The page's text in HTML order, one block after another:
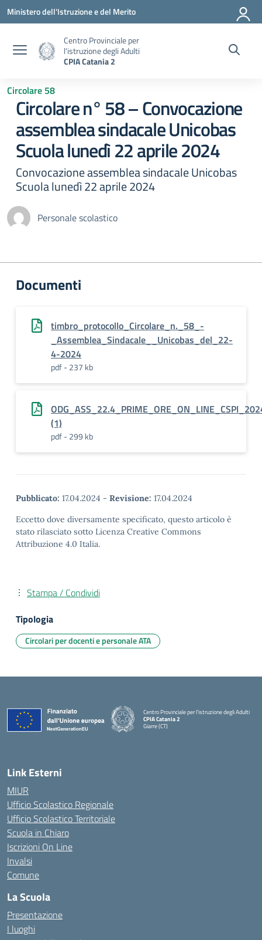
Vai ai contenuti
Vai al menu di navigazione
Vai al footer
Ministero dell'Istruzione e del Merito
Centro Provinciale per
l'istruzione degli Adulti
CPIA Catania 2
Circolare 58
Circolare n° 58 – Convocazione
assemblea sindacale Unicobas
Scuola lunedì 22 aprile 2024
Convocazione assemblea sindacale Unicobas
Scuola lunedì 22 aprile 2024
Personale scolastico
Documenti
timbro_protocollo_Circolare_n._58_-
_Assemblea_Sindacale__Unicobas_del_22-
4-2024
pdf - 237 kb
(1)
pdf - 299 kb
Pubblicato: 17.04.2024 - Revisione: 17.04.2024
Eccetto dove diversamente specificato, questo articolo è
stato rilasciato sotto Licenza Creative Commons
Attribuzione 4.0 Italia.
Stampa / Condividi
Tipologia
Circolari per docenti e personale ATA
Centro Provinciale per l'istruzione degli Adulti
CPIA Catania 2
Giarre (CT)
Link Esterni
MIUR
Ufficio Scolastico Regionale
Ufficio Scolastico Territoriale
Scuola in Chiaro
Iscrizioni On Line
Invalsi
Comune
La Scuola
Presentazione
I luoghi